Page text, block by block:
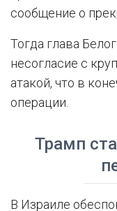
сообщение о
Тогда глава
несогласие с
атакой, что в
операции.
Трамп
В Израиле